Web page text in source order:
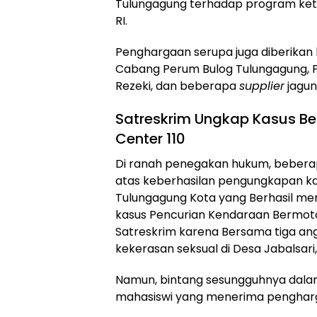
Tulungagung terhadap program
RI.
​Penghargaan serupa juga
Cabang Perum Bulog Tulungagung,
Rezeki, dan beberapasupplier
​Satreskrim Ungkap Kasus
Center 110
​Di ranah penegakan hukum,
atas keberhasilan pengungkapan
Tulungagung Kota yang Berhasil
kasus Pencurian Kendaraan
Satreskrim karena Bersama tiga
kekerasan seksual di Desa
​Namun, bintang sesungguhnya
mahasiswi yang menerima